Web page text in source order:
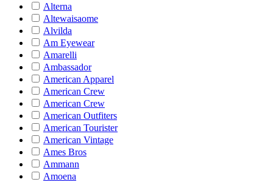
Alterna
Altewaisaome
Alvilda
Am Eyewear
Amarelli
Ambassador
American Apparel
American Crew
American Crew
American Outfiters
American Tourister
American Vintage
Ames Bros
Ammann
Amoena